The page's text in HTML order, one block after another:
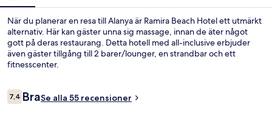
När du planerar en resa till Alanya är Ramira Beach Hotel ett utmärkt
alternativ. Här kan gäster unna sig massage, innan de äter något
gott på deras restaurang. Detta hotell med all-inclusive erbjuder
även gäster tillgång till 2 barer/lounger, en strandbar och ett
fitnesscenter.
Recensioner
7,47,4 av 10,
BraSe alla 55 recensioner